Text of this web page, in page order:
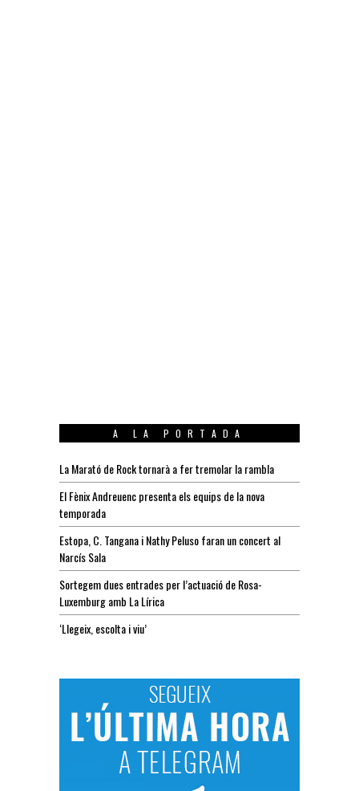
A LA PORTADA
La Marató de Rock tornarà a fer tremolar la rambla
El Fènix Andreuenc presenta els equips de la nova
temporada
Estopa, C. Tangana i Nathy Peluso faran un concert al
Narcís Sala
Sortegem dues entrades per l’actuació de Rosa-
Luxemburg amb La Lírica
‘Llegeix, escolta i viu’